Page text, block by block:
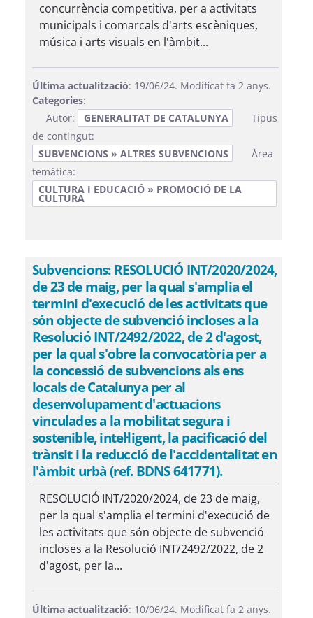
concurrència competitiva, per a activitats
municipals i comarcals d'arts escèniques,
música i arts visuals en l'àmbit...
Última actualització: 19/06/24. Modificat fa 2 anys.
Categories:
Autor:
GENERALITAT DE CATALUNYA
Tipus
de contingut:
SUBVENCIONS » ALTRES SUBVENCIONS
Àrea
temàtica:
CULTURA I EDUCACIÓ » PROMOCIÓ DE LA
CULTURA
Subvencions: RESOLUCIÓ INT/2020/2024,
de 23 de maig, per la qual s'amplia el
termini d'execució de les activitats que
són objecte de subvenció incloses a la
Resolució INT/2492/2022, de 2 d'agost,
per la qual s'obre la convocatòria per a
la concessió de subvencions als ens
locals de Catalunya per al
desenvolupament d'actuacions
vinculades a la mobilitat segura i
sostenible, intel·ligent, la pacificació del
trànsit i la reducció de l'accidentalitat en
l'àmbit urbà (ref. BDNS 641771).
RESOLUCIÓ INT/2020/2024, de 23 de maig,
per la qual s'amplia el termini d'execució de
les activitats que són objecte de subvenció
incloses a la Resolució INT/2492/2022, de 2
d'agost, per la...
Última actualització: 10/06/24. Modificat fa 2 anys.